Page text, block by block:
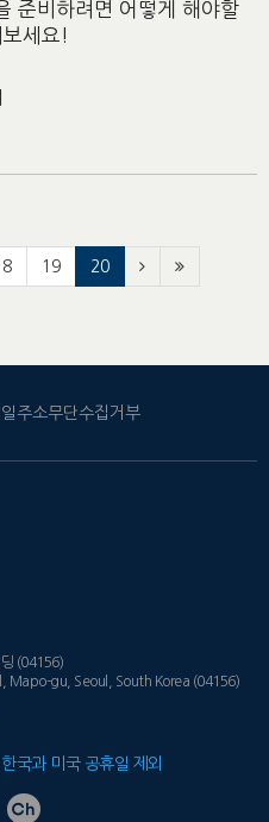
준비하려면 어떻게 해야할
세요!
19 20
주소무단수집거부
딩 (04156)
Mapo-gu, Seoul, South Korea (04156)
한국과 미국 공휴일 제외